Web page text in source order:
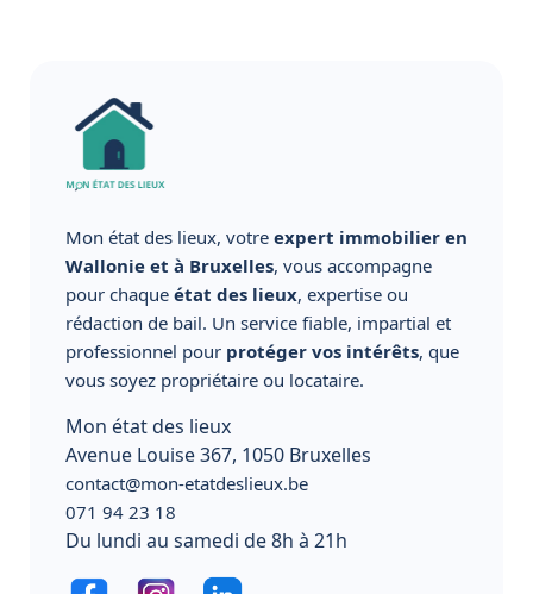
Mon état des lieux, votre expert immobilier en
Wallonie et à Bruxelles, vous accompagne
pour chaque état des lieux, expertise ou
rédaction de bail. Un service fiable, impartial et
professionnel pour protéger vos intérêts, que
vous soyez propriétaire ou locataire.
Mon état des lieux
Avenue Louise 367, 1050 Bruxelles
contact@mon-etatdeslieux.be
071 94 23 18
Du lundi au samedi de 8h à 21h